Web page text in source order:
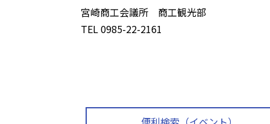
宮崎商工会議所 商工観光部
TEL 0985-22-2161